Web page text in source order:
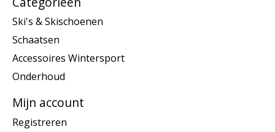
Ski's & Skischoenen
Schaatsen
Accessoires Wintersport
Onderhoud
Mijn account
Registreren